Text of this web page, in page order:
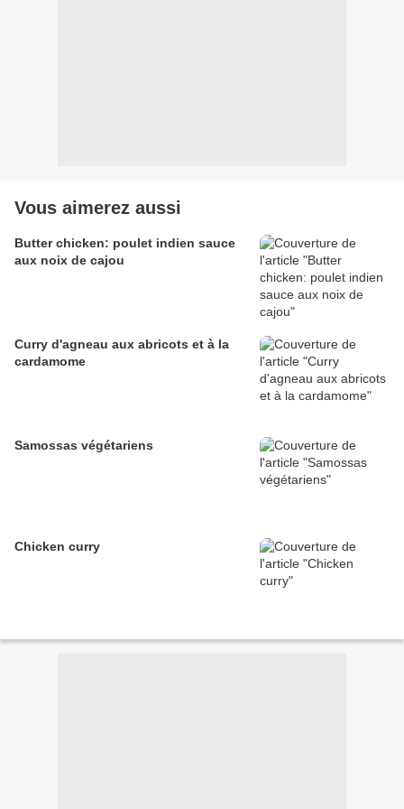
Vous aimerez aussi
Butter chicken: poulet indien sauce
aux noix de cajou
Curry d'agneau aux abricots et à la
cardamome
Samossas végétariens
Chicken curry